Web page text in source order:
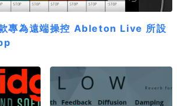
專為遠端操控 Ableton Live 所設